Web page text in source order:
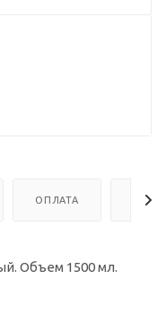
ОПЛАТА
Объем 1500 мл.